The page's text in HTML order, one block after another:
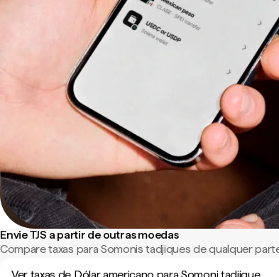
Envie TJS a partir de outras moedas
Compare taxas para Somonis tadjiques de qualquer